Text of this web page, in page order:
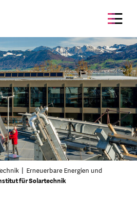
Erneuerbare Energien und
für Solartechnik